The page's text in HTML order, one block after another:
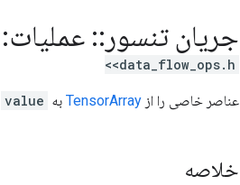
جریان تنسور :: عملیات
<data_flow_ops.h>
عناصر خاصی را از TensorArray به value
خلاصه